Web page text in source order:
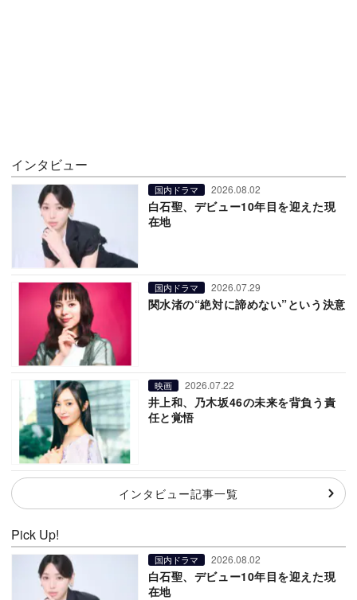
インタビュー
国内ドラマ 2026.08.02
白石聖、デビュー10年目を迎えた現
在地
国内ドラマ 2026.07.29
関水渚の“絶対に諦めない”という決意
映画 2026.07.22
井上和、乃木坂46の未来を背負う責
任と覚悟
インタビュー記事一覧
Pick Up!
国内ドラマ 2026.08.02
白石聖、デビュー10年目を迎えた現
在地